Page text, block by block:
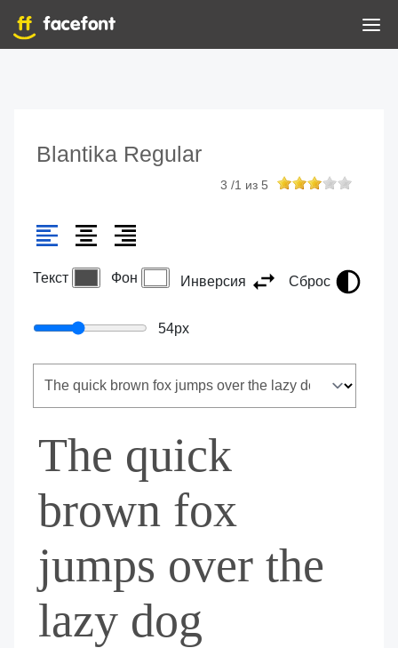
Blantika Regular
3 /1 из 5
Текст Фон Инверсия Сброс
54px
The quick
brown fox
jumps over the
lazy dog